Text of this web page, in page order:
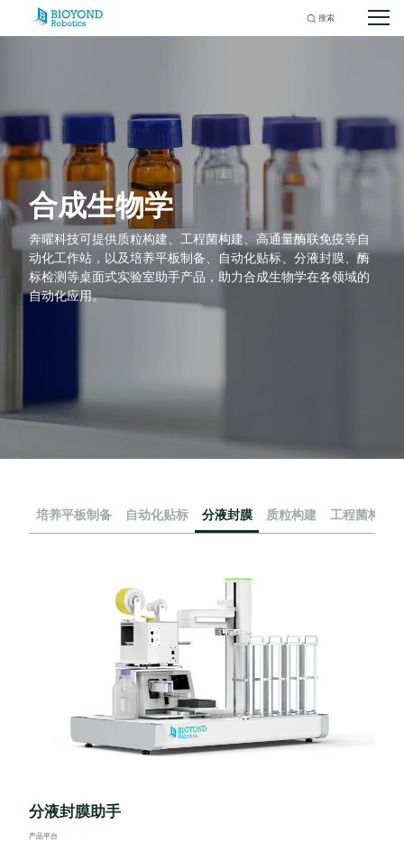
Search
合成生物学
奔曜科技可提供质粒构建、工程菌构建、高通量酶联免疫等自
动化工作站，以及培养平板制备、自动化贴标、分液封膜、酶
标检测等桌面式实验室助手产品，助力合成生物学在各领域的
自动化应用。
培养平板制备 自动化贴标 分液封膜 质粒构建 工程菌构建
分液封膜助手
产品平台